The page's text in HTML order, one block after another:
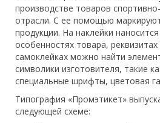
производстве товаров
отрасли. С ее помощью
продукции. На наклейки
особенностях товара,
самоклейках можно найти
символики изготовителя, такие
специальные шрифты, цветовая
Типография «Промэтикет»
следующей схеме: